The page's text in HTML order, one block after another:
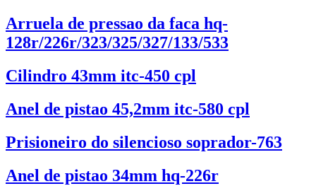
Arruela de pressao da faca hq-
128r/226r/323/325/327/133/533
Cilindro 43mm itc-450 cpl
Anel de pistao 45,2mm itc-580 cpl
Prisioneiro do silencioso soprador-763
Anel de pistao 34mm hq-226r